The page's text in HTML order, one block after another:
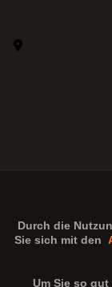
Durch die
Sie sich mit den
Um Sie so